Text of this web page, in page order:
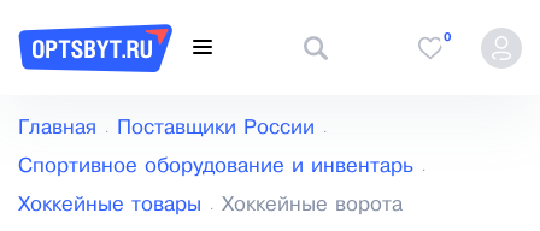
0
Главная Поставщики России
Спортивное оборудование и инвентарь
Хоккейные товары Хоккейные ворота